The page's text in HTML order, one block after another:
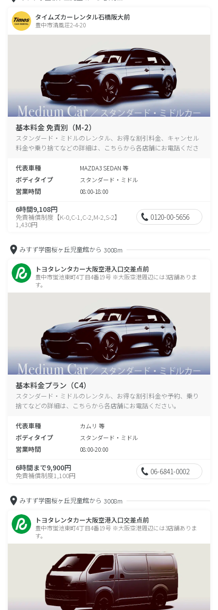
タイムズカーレンタル石橋阪大前
豊中市清風荘2-4-20
基本料金 免責別（M-2）
スタンダード・ミドルのレンタル、お得な割引料金、キャンセル
料金や乗り捨てなどの詳細は、こちらから各店舗にお電話くださ
代表車種
MAZDA3 SEDAN 等
ボディタイプ スタンダード・ミドル
営業時間 08:00-18:00
6時間9,108円
免責補償制度【K-0,C-1,C-2,M-2,S-2】
1,430円
0120-00-5656
みすず学園桜ヶ丘児童館から 3008m
トヨタレンタカー大阪空港入口交差点前
豊中市蛍池東町4丁目4番19号 ※大阪空港周辺には3店舗ありま
す。
基本料金プラン（C4）
スタンダード・ミドルのレンタル、お得な割引料金や予約、乗り
捨てなどの詳細は、こちらから各店舗にお電話ください。
代表車種 カムリ 等
ボディタイプ スタンダード・ミドル
営業時間 08:00-20:00
6時間まで9,900円
免責補償制度1,100円 06-6841-0002
みすず学園桜ヶ丘児童館から 3008m
トヨタレンタカー大阪空港入口交差点前
豊中市蛍池東町4丁目4番19号 ※大阪空港周辺には3店舗ありま
す。